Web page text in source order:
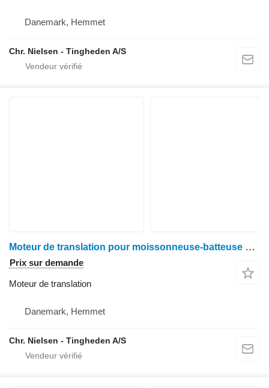
Danemark, Hemmet
Chr. Nielsen - Tingheden A/S
Moteur de translation pour moissonneuse-batteuse Claas Dominator 76
Prix sur demande
Moteur de translation
Danemark, Hemmet
Chr. Nielsen - Tingheden A/S